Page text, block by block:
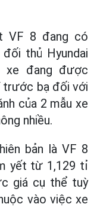
VF 8 đang có
thủ Hyundai
xe đang được
trước bạ đối với
của 2 mẫu xe
nhiều.
bản là VF 8
yết từ 1,129 tỉ
giá cụ thể tuỳ
vào việc xe